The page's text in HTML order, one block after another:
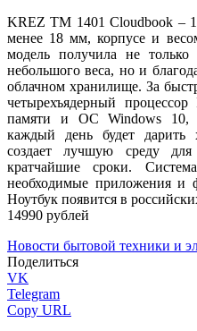
KREZ TM 1401 Cloudbook –
менее 18 мм, корпусе и
модель получила не
небольшого веса, но и
облачном хранилище. За
четырехъядерный
памяти и ОС Windows 10, а
каждый день будет дарить
создает лучшую среду
кратчайшие сроки.
необходимые приложения и
Ноутбук появится в
14990 рублей
Новости бытовой техники и
Поделиться
VK
Telegram
Copy URL